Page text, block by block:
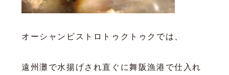
オーシャンビストロトゥクトゥクでは、
遠州灘で水揚げされ直ぐに舞阪漁港で仕入れ